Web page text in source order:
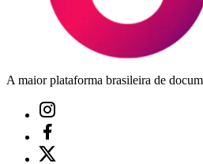
A maior plataforma brasileira de